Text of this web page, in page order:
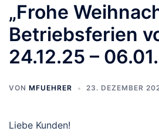
„Frohe
Betriebsferien
24.12.25 –
VON MFUEHRER 23. DEZEMBER
Liebe Kunden!